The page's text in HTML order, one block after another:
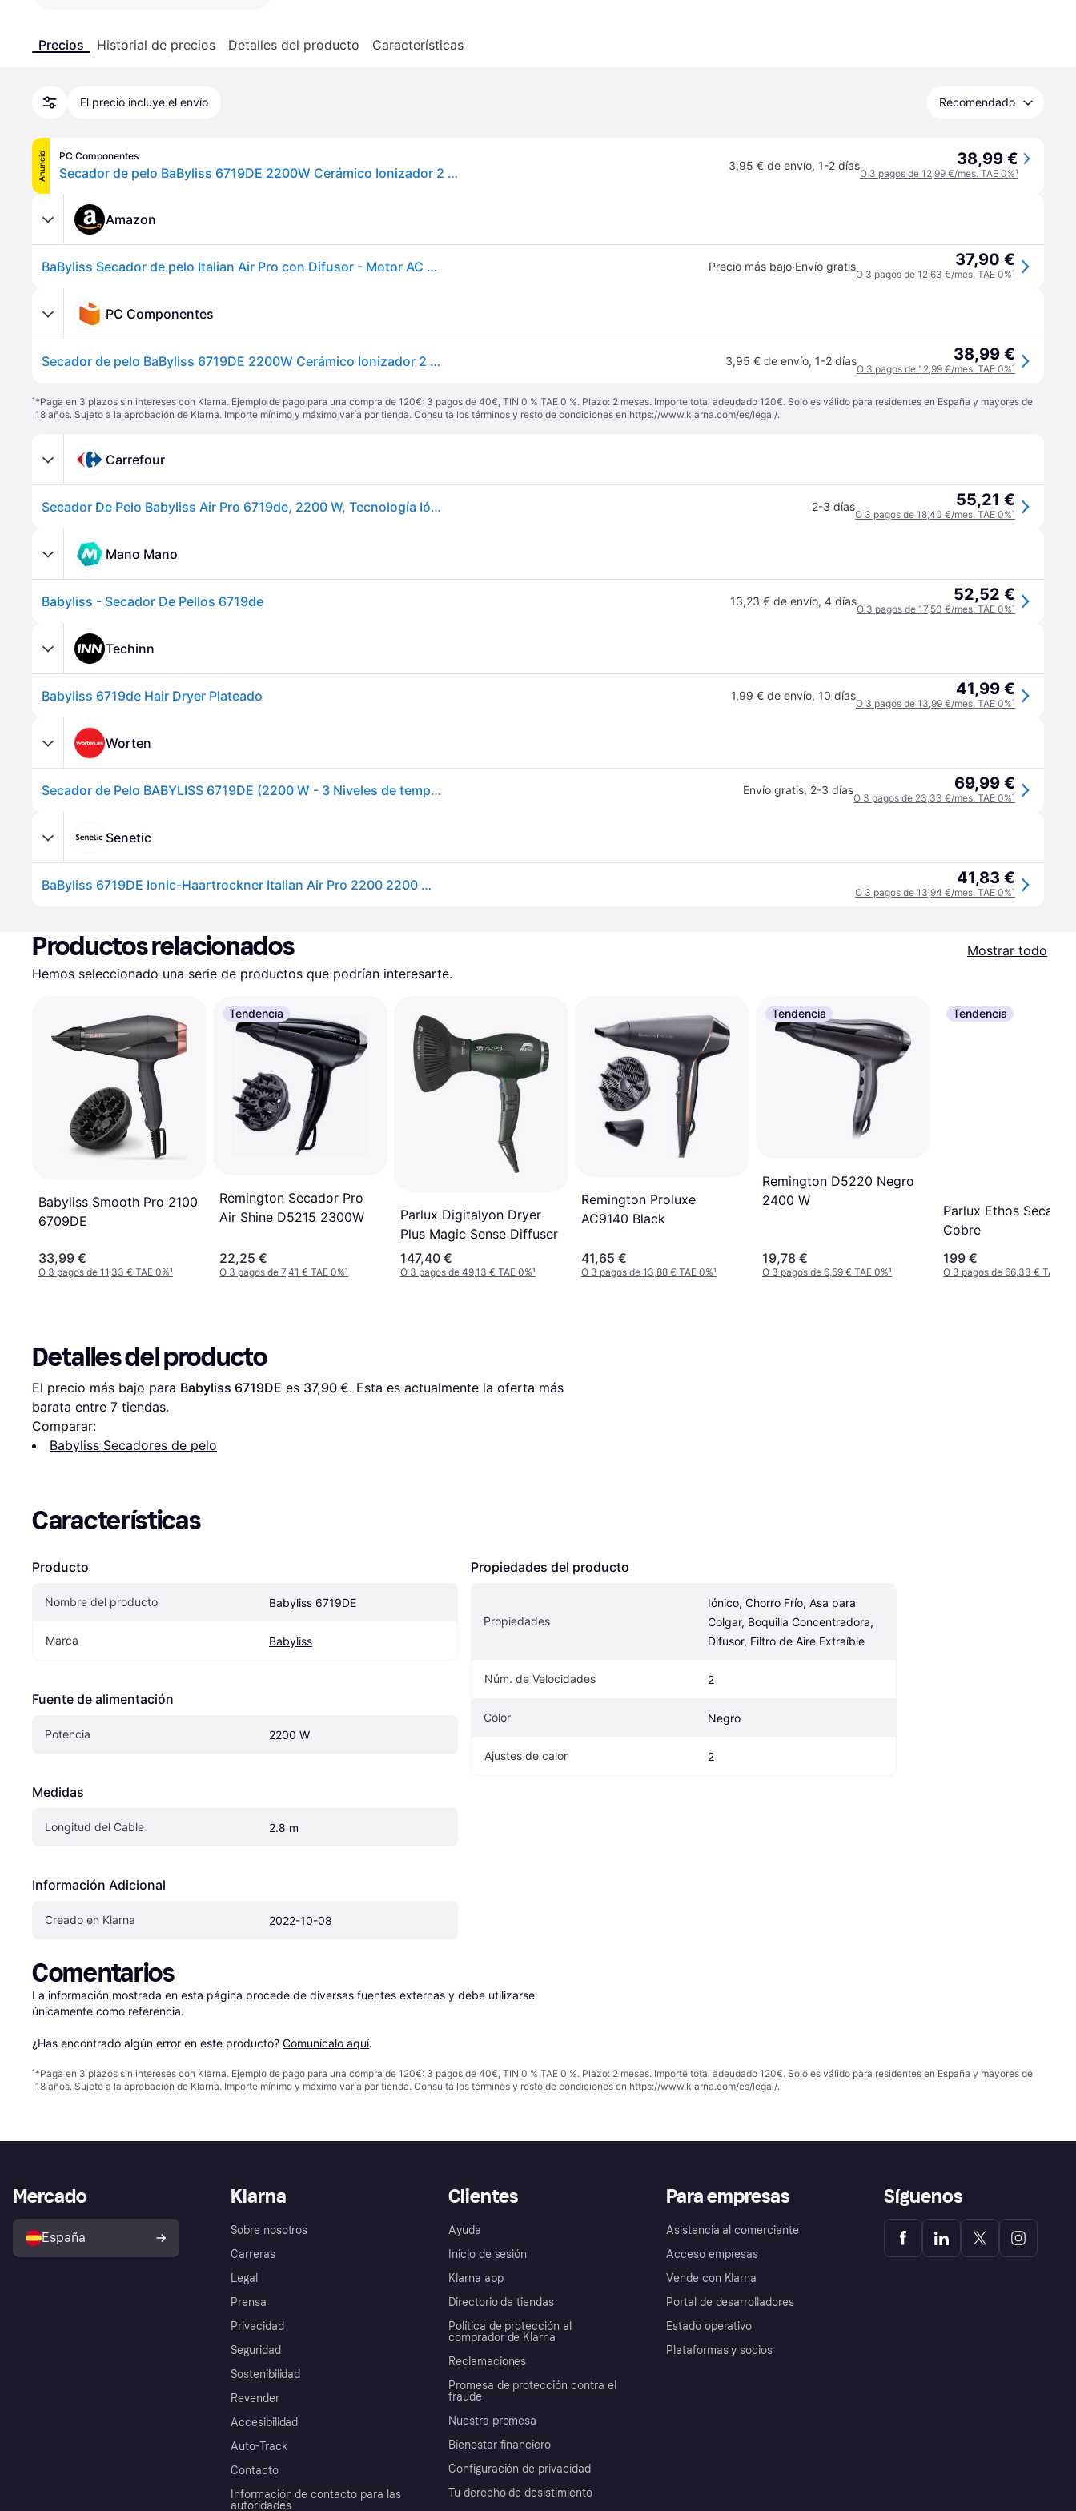
Precios Historial de precios Detalles del producto Características
El precio incluye el envío Recomendado
Anuncio PC Componentes
Secador de pelo BaByliss 6719DE 2200W Cerámico Ionizador 2 Velocidades Negro 3,95 € de envío, 1-2 días 38,99 €
O 3 pagos de 12,99 €/mes. TAE 0%¹
Amazon
BaByliss Secador de pelo Italian Air Pro con Difusor - Motor AC Profesional, Alta potencia 2200 W, Tecnología iónica antiencrespamiento, 2 temperaturas y 2 velocidades, Made In Italy, Negro, 6719DE Precio más bajo·Envío gratis 37,90 €
O 3 pagos de 12,63 €/mes. TAE 0%¹
PC Componentes
Secador de pelo BaByliss 6719DE 2200W Cerámico Ionizador 2 Velocidades Negro 3,95 € de envío, 1-2 días 38,99 €
O 3 pagos de 12,99 €/mes. TAE 0%¹
¹*Paga en 3 plazos sin intereses con Klarna. Ejemplo de pago para una compra de 120€: 3 pagos de 40€, TIN 0 % TAE 0 %. Plazo: 2 meses. Importe total adeudado 120€. Solo es válido para residentes en España y mayores de
18 años. Sujeto a la aprobación de Klarna. Importe mínimo y máximo varía por tienda. Consulta los términos y resto de condiciones en https://www.klarna.com/es/legal/.
Carrefour
Secador De Pelo Babyliss Air Pro 6719de, 2200 W, Tecnología Iónica, 2 Temperaturas Y 2 Velocidades 2-3 días 55,21 €
O 3 pagos de 18,40 €/mes. TAE 0%¹
Mano Mano
Babyliss - Secador De Pellos 6719de 13,23 € de envío, 4 días 52,52 €
O 3 pagos de 17,50 €/mes. TAE 0%¹
Techinn
Babyliss 6719de Hair Dryer Plateado 1,99 € de envío, 10 días 41,99 €
O 3 pagos de 13,99 €/mes. TAE 0%¹
Worten
Secador de Pelo BABYLISS 6719DE (2200 W - 3 Niveles de temperatura) Envío gratis, 2-3 días 69,99 €
O 3 pagos de 23,33 €/mes. TAE 0%¹
Senetic
BaByliss 6719DE Ionic-Haartrockner Italian Air Pro 2200 2200 W 6719DE 41,83 €
O 3 pagos de 13,94 €/mes. TAE 0%¹
Productos relacionados
Mostrar todo
Hemos seleccionado una serie de productos que podrían interesarte.
Babyliss Smooth Pro 2100
6709DE
33,99 €
O 3 pagos de 11,33 € TAE 0%¹
Tendencia
Remington Secador Pro
Air Shine D5215 2300W
22,25 €
O 3 pagos de 7,41 € TAE 0%¹
Parlux Digitalyon Dryer
Plus Magic Sense Diffuser
147,40 €
O 3 pagos de 49,13 € TAE 0%¹
Remington Proluxe
AC9140 Black
41,65 €
O 3 pagos de 13,88 € TAE 0%¹
Tendencia
Remington D5220 Negro
2400 W
19,78 €
O 3 pagos de 6,59 € TAE 0%¹
Tendencia
Parlux Ethos Secador
Cobre
199 €
O 3 pagos de 66,33 € TAE 0%
Detalles del producto
El precio más bajo para Babyliss 6719DE es 37,90 €. Esta es actualmente la oferta más
barata entre 7 tiendas.
Comparar:
Babyliss Secadores de pelo
Características
Producto
Nombre del producto Babyliss 6719DE
Marca Babyliss
Fuente de alimentación
Potencia 2200 W
Medidas
Longitud del Cable 2.8 m
Información Adicional
Creado en Klarna 2022-10-08
Propiedades del producto
Propiedades
Iónico, Chorro Frío, Asa para
Colgar, Boquilla Concentradora,
Difusor, Filtro de Aire Extraíble
Núm. de Velocidades 2
Color Negro
Ajustes de calor 2
Comentarios
La información mostrada en esta página procede de diversas fuentes externas y debe utilizarse
únicamente como referencia.
¿Has encontrado algún error en este producto? Comunícalo aquí.
¹*Paga en 3 plazos sin intereses con Klarna. Ejemplo de pago para una compra de 120€: 3 pagos de 40€, TIN 0 % TAE 0 %. Plazo: 2 meses. Importe total adeudado 120€. Solo es válido para residentes en España y mayores de
18 años. Sujeto a la aprobación de Klarna. Importe mínimo y máximo varía por tienda. Consulta los términos y resto de condiciones en https://www.klarna.com/es/legal/.
Klarna
Sobre nosotros
Carreras
Legal
Prensa
Privacidad
Seguridad
Sostenibilidad
Revender
Accesibilidad
Auto-Track
Contacto
Información de contacto para las
autoridades
Clientes
Ayuda
Inicio de sesión
Klarna app
Directorio de tiendas
Política de protección al
comprador de Klarna
Reclamaciones
Promesa de protección contra el
fraude
Nuestra promesa
Bienestar financiero
Configuración de privacidad
Tu derecho de desistimiento
Para empresas
Asistencia al comerciante
Acceso empresas
Vende con Klarna
Portal de desarrolladores
Estado operativo
Plataformas y socios
Mercado
España
Síguenos